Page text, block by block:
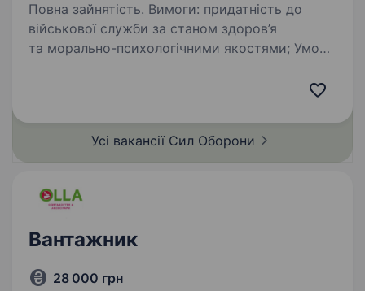
Повна зайнятість. Вимоги: придатність до
військової служби за станом здоров’я
та морально-психологічними якостями; Умови
Усі вакансії Сил Оборони
Вантажник
28 000 грн